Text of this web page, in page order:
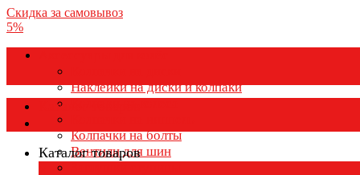
Скидка за самовывоз
5%
Наклейки на диски и колпаки
Колпаки на колеса
Колпачки на болты
Вентили для шин
Каталог товаров
Каталог товаров